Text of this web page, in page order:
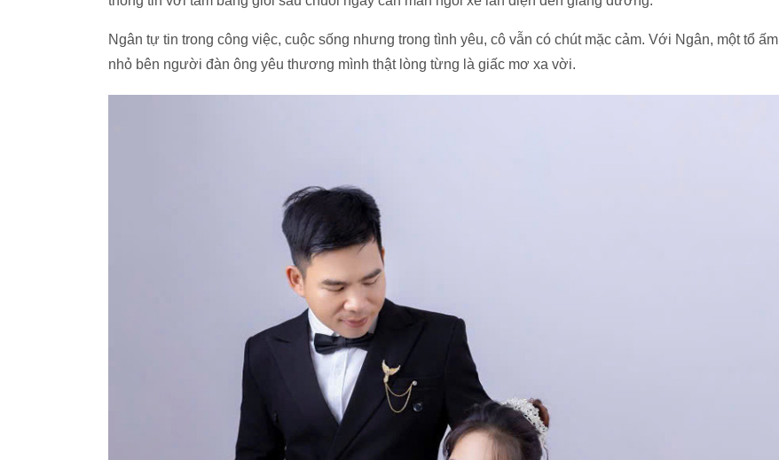
Ngân tự tin trong công việc, cuộc sống nhưng trong tình yêu, cô vẫn có chút mặc cảm. Với Ngân, một tổ ấm
nhỏ bên người đàn ông yêu thương mình thật lòng từng là giấc mơ xa vời.